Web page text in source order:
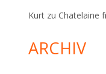
Kurt zuChatelaine
ARCHIV